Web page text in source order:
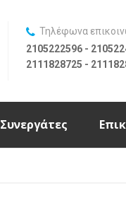
Τηλέφωνα
2105222596 -
2111828725 -
Συνεργάτες